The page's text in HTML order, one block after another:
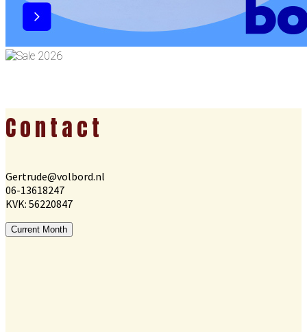
Footer
Contact
Gertrude@volbord.nl
06-13618247
KVK: 56220847
Current Month